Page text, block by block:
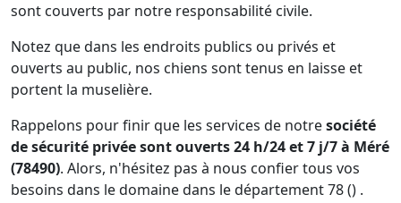
sont couverts par notre responsabilité civile.
Notez que dans les endroits publics ou privés et
ouverts au public, nos chiens sont tenus en laisse et
portent la muselière.
Rappelons pour finir que les services de notresociété
de sécurité privée sont ouverts 24 h/24 et 7 j/7 à Méré
(78490). Alors, n'hésitez pas à nous confier tous vos
besoins dans le domaine dans le département 78 () .